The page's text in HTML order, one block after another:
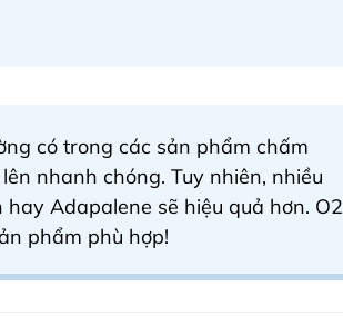
có trong các sản phẩm chấm
nhanh chóng. Tuy nhiên, nhiều
Adapalene sẽ hiệu quả hơn. O2
phẩm phù hợp!